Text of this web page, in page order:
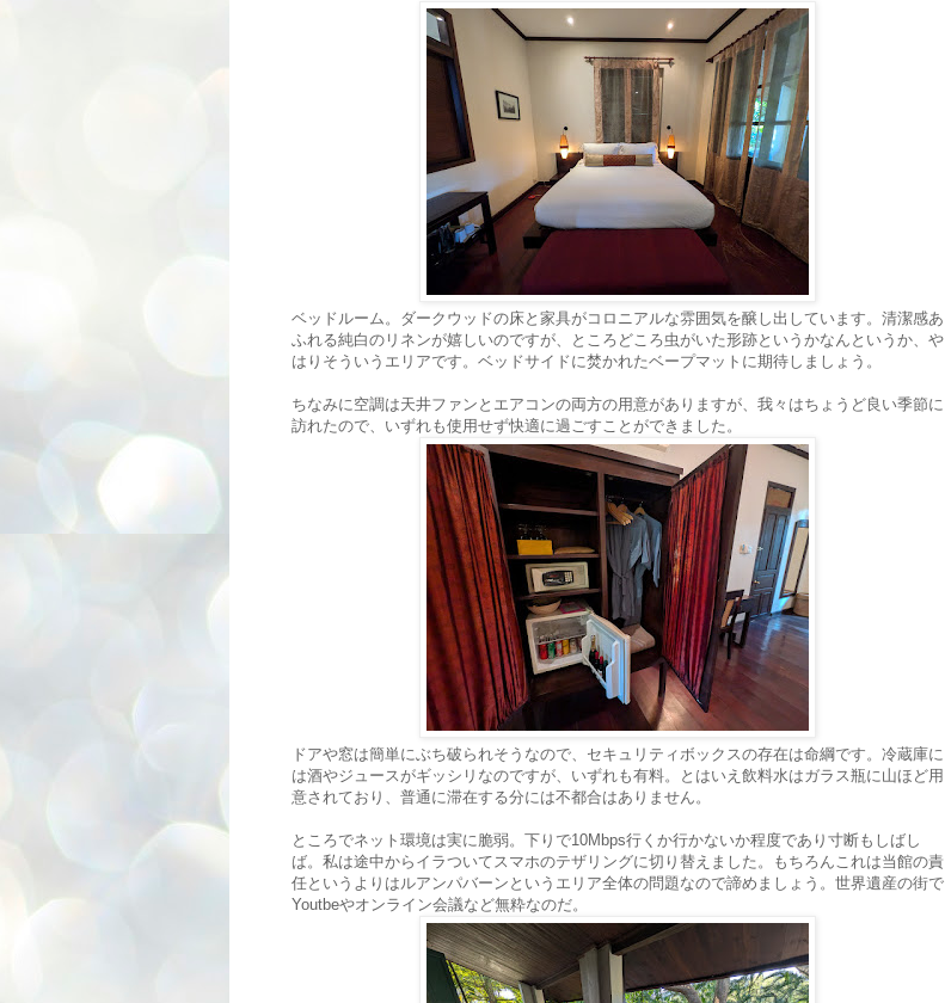
ベッドルーム。ダークウッドの床と家具がコロニアルな雰囲気を醸し出しています。清潔感あ
ふれる純白のリネンが嬉しいのですが、ところどころ虫がいた形跡というかなんというか、や
はりそういうエリアです。ベッドサイドに焚かれたベープマットに期待しましょう。
ちなみに空調は天井ファンとエアコンの両方の用意がありますが、我々はちょうど良い季節に
訪れたので、いずれも使用せず快適に過ごすことができました。
ドアや窓は簡単にぶち破られそうなので、セキュリティボックスの存在は命綱です。冷蔵庫に
は酒やジュースがギッシリなのですが、いずれも有料。とはいえ飲料水はガラス瓶に山ほど用
意されており、普通に滞在する分には不都合はありません。
ところでネット環境は実に脆弱。下りで10Mbps行くか行かないか程度であり寸断もしばし
ば。私は途中からイラついてスマホのテザリングに切り替えました。もちろんこれは当館の責
任というよりはルアンパバーンというエリア全体の問題なので諦めましょう。世界遺産の街で
Youtbeやオンライン会議など無粋なのだ。